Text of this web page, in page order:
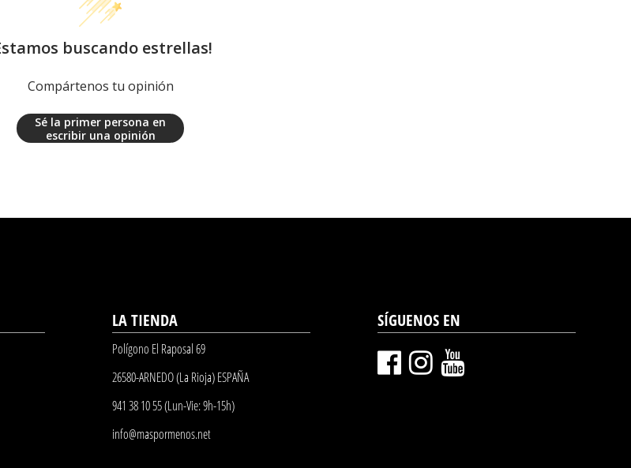
buscando estrellas!
Compártenos tu opinión
Sé la primer persona en
escribir una opinión
LA TIENDA
Polígono El Raposal 69
26580-ARNEDO (La Rioja) ESPAÑA
941 38 10 55 (Lun-Vie: 9h-15h)
info@maspormenos.net
SÍGUENOS EN